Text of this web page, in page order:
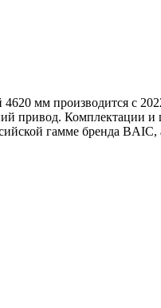
мм производится с
привод. Комплектации и
гамме бренда